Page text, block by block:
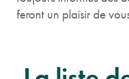
feront un plaisir de